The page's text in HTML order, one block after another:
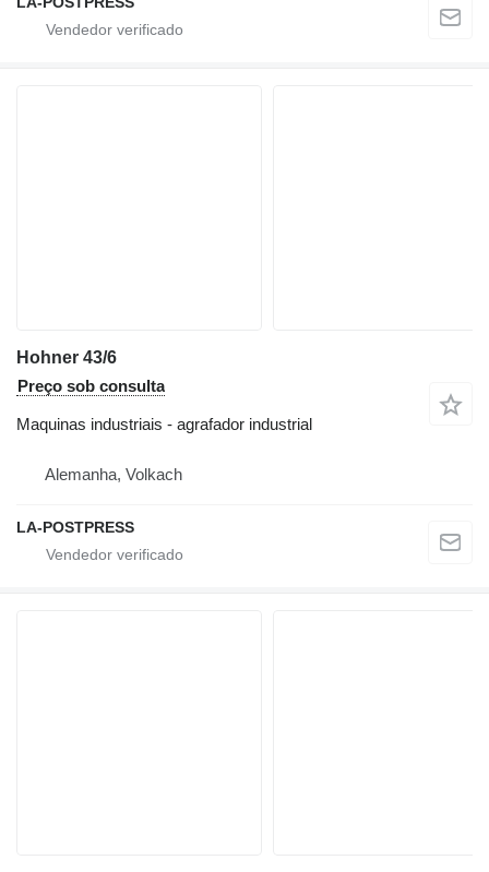
Hohner 43/6
Preço sob consulta
Maquinas industriais - agrafador industrial
Alemanha, Volkach
LA-POSTPRESS